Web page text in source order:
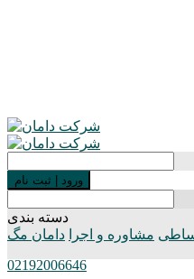
ورود ثبت نام
دسته بندی
مشاوره و اجرا
دامان مگ
02192006646